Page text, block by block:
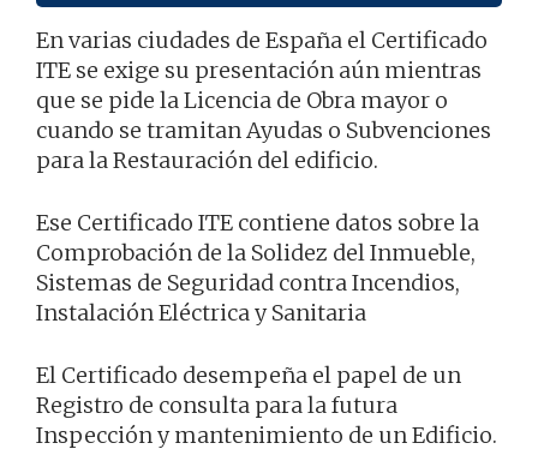
En varias ciudades de España el Certificado
ITE se exige su presentación aún mientras
que se pide la Licencia de Obra mayor o
cuando se tramitan Ayudas o Subvenciones
para la Restauración del edificio.
Ese Certificado ITE contiene datos sobre la
Comprobación de la Solidez del Inmueble,
Sistemas de Seguridad contra Incendios,
Instalación Eléctrica y Sanitaria
El Certificado desempeña el papel de un
Registro de consulta para la futura
Inspección y mantenimiento de un Edificio.